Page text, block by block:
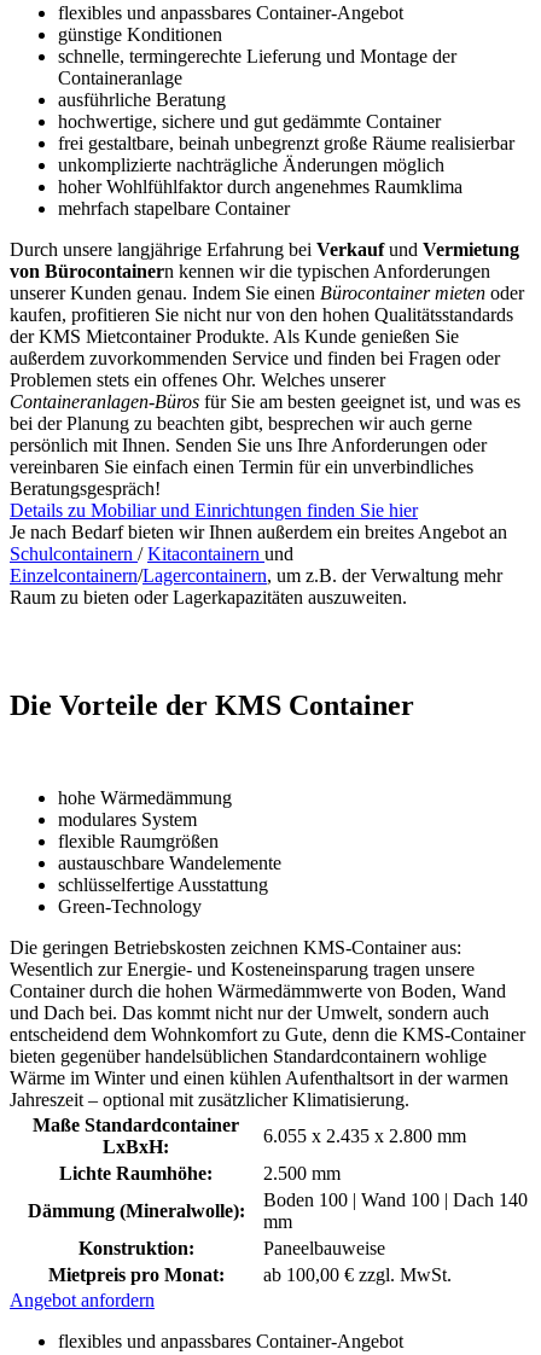
flexibles und anpassbares Container-Angebot
günstige Konditionen
schnelle, termingerechte Lieferung und Montage der
Containeranlage
ausführliche Beratung
hochwertige, sichere und gut gedämmte Container
frei gestaltbare, beinah unbegrenzt große Räume realisierbar
unkomplizierte nachträgliche Änderungen möglich
hoher Wohlfühlfaktor durch angenehmes Raumklima
mehrfach stapelbare Container
Durch unsere langjährige Erfahrung bei Verkaufund Vermietung
von Bürocontainern kennen wir die typischen Anforderungen
unserer Kunden genau. Indem Sie einen Bürocontainer mieten oder
kaufen, profitieren Sie nicht nur von den hohen Qualitätsstandards
der KMS Mietcontainer Produkte. Als Kunde genießen Sie
außerdem zuvorkommenden Service und finden bei Fragen oder
Problemen stets ein offenes Ohr. Welches unserer
Containeranlagen-Büros für Sie am besten geeignet ist, und was es
bei der Planung zu beachten gibt, besprechen wir auch gerne
persönlich mit Ihnen. Senden Sie uns Ihre Anforderungen oder
vereinbaren Sie einfach einen Termin für ein unverbindliches
Beratungsgespräch!
Details zu Mobiliar und Einrichtungen finden Sie hier
Je nach Bedarf bieten wir Ihnen außerdem ein breites Angebot an
Schulcontainern /Kitacontainern und
Einzelcontainern/Lagercontainern, um z.B. der Verwaltung mehr
Raum zu bieten oder Lagerkapazitäten auszuweiten.
Die Vorteile der KMS Container
hohe Wärmedämmung
modulares System
flexible Raumgrößen
austauschbare Wandelemente
schlüsselfertige Ausstattung
Green-Technology
Die geringen Betriebskosten zeichnen KMS-Container aus:
Wesentlich zur Energie- und Kosteneinsparung tragen unsere
Container durch die hohen Wärmedämmwerte von Boden, Wand
und Dach bei. Das kommt nicht nur der Umwelt, sondern auch
entscheidend dem Wohnkomfort zu Gute, denn die KMS-Container
bieten gegenüber handelsüblichen Standardcontainern wohlige
Wärme im Winter und einen kühlen Aufenthaltsort in der warmen
Jahreszeit – optional mit zusätzlicher Klimatisierung.
Maße Standardcontainer
LxBxH:
6.055 x 2.435 x 2.800 mm
Lichte Raumhöhe:
2.500 mm
Dämmung (Mineralwolle):
Boden 100 | Wand 100 | Dach 140
mm
Konstruktion:
Paneelbauweise
Mietpreis pro Monat:
ab 100,00 € zzgl. MwSt.
Angebot anfordern
flexibles und anpassbares Container-Angebot